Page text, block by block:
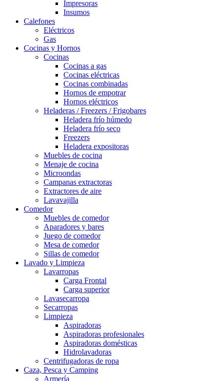
Impresoras
Insumos
Calefones
Eléctricos
Gas
Cocinas y Hornos
Cocinas
Cocinas a gas
Cocinas eléctricas
Cocinas combinadas
Hornos de empotrar
Hornos eléctricos
Heladeras / Freezers / Frigobares
Heladera frío húmedo
Heladera frío seco
Freezers
Heladera expositoras
Muebles de cocina
Menaje de cocina
Microondas
Campanas extractoras
Extractores de aire
Lavavajilla
Comedor
Muebles de comedor
Aparadores y bares
Juego de comedor
Mesa de comedor
Sillas de comedor
Lavado y Limpieza
Lavarropas
Carga Frontal
Carga superior
Lavasecarropa
Secarropas
Limpieza
Aspiradoras
Aspiradoras profesionales
Aspiradoras domésticas
Hidrolavadoras
Centrifugadoras de ropa
Caza, Pesca y Camping
Armería